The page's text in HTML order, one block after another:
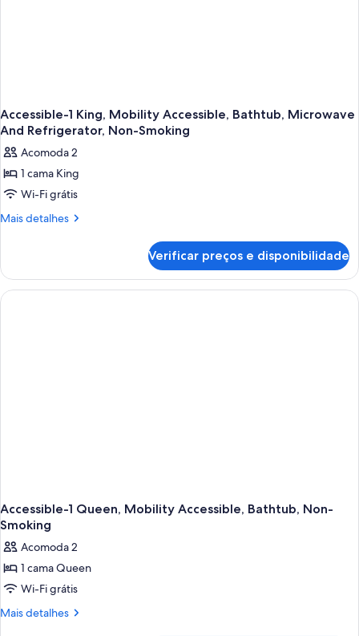
Accessible-1 King, Mobility Accessible, Bathtub, Microwave
And Refrigerator, Non-Smoking
Acomoda 2
1 cama King
Wi-Fi grátis
Mais detalhes
Mais
1
King,
Mobility
Verificar preços e disponibilidade
Accessible-1 Queen, Mobility Accessible, Bathtub, Non-
Smoking
Acomoda 2
1 cama Queen
Wi-Fi grátis
Mais detalhes
Mais